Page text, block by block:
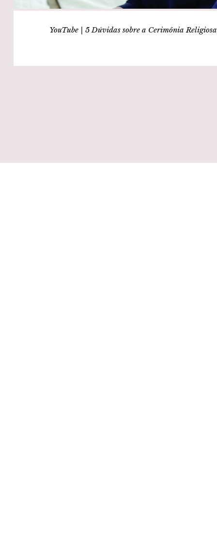
YouTube | 5 Dúvidas sobre a Cerimônia Religiosa